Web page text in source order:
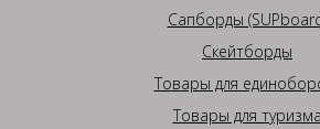
Сапборды
Скейтборды
Товары для
Товары для туризма